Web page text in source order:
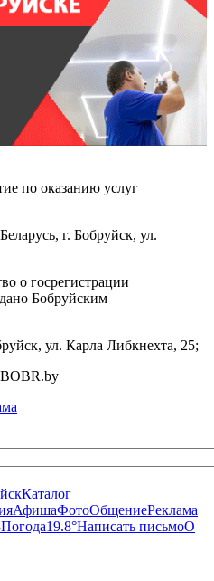
по оказанию услуг
г. Бобруйск, ул.
о госрегистрации
Бобруйским
ул. Карла Либкнехта, 25;
Каталог
АфишаФотоОбщениеРеклама
Погода19.8°Написать письмоО